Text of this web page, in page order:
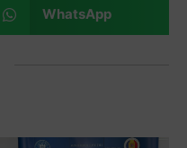
WhatsApp